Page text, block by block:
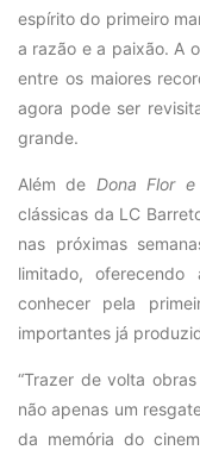
espírito do primeiro
a razão e a paixão. A
entre os maiores
agora pode ser
grande.
Além de Dona Flor
clássicas da LC
nas próximas
limitado,
conhecer pela
importantes já
“Trazer de volta
não apenas um
da memória do